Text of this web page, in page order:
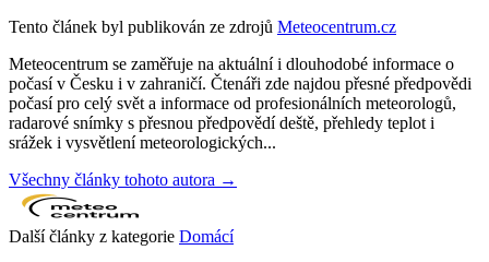
Tento článek byl publikován ze zdrojů Meteocentrum.cz
Meteocentrum se zaměřuje na aktuální i dlouhodobé informace o
počasí v Česku i v zahraničí. Čtenáři zde najdou přesné předpovědi
počasí pro celý svět a informace od profesionálních meteorologů,
radarové snímky s přesnou předpovědí deště, přehledy teplot i
srážek i vysvětlení meteorologických...
Všechny články tohoto autora →
Další články z kategorie Domácí